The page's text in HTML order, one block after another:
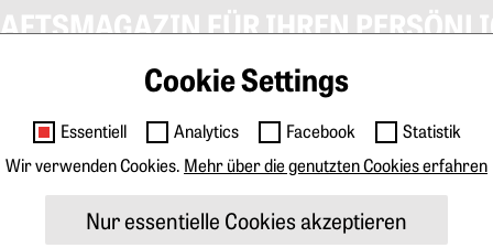
FÜR IHREN
Impressum AGB Datenschutz Cookies
Kontakt
& Marketing
Tarife Print Tarife Digital
Cookie Settings
Essentiell Analytics Facebook
Statistik
Wir verwenden Cookies. Mehr über die genutzten Cookies erfahren
Nur essentielle Cookies akzeptieren